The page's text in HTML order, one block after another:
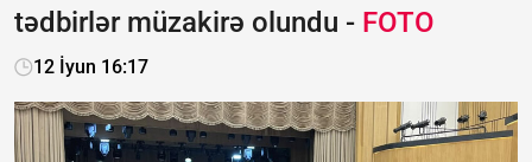
tədbirlər müzakirə olundu - FOTO
12 İyun 16:17